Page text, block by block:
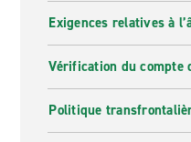
Exigences relatives à
Vérification du compte
Politique